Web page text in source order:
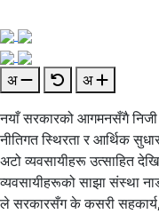
अ
अ
नयाँ सरकारको आगमनसँगै निजी
नीतिगत स्थिरता र आर्थिक
अटो व्यवसायीहरू उत्साहित
व्यवसायीहरूको साझा संस्था
ले सरकारसँग के कसरी सहकार्य,